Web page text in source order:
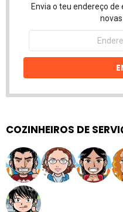
Envia o teu endereço
novas
Endereço
email
COZINHEIROS DE